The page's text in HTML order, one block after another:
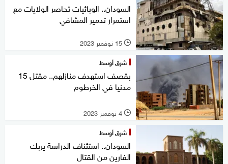
السودان.. الوبائيات تحاصر الولايات مع
استمرار تدمير المشافي
l 15 نوفمبر 2023
شرق أوسط
بقصف استهدف منازلهم.. مقتل 15
مدنيا في الخرطوم
l 4 نوفمبر 2023
شرق أوسط
السودان.. استئناف الدراسة يربك
الفارين من القتال